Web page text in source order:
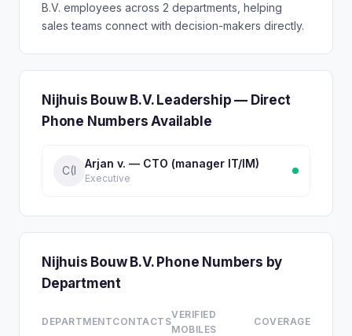
B.V. employees across 2 departments, helping
sales teams connect with decision-makers directly.
Nijhuis Bouw B.V. Leadership — Direct
Phone Numbers Available
C(I
Arjan v. — CTO (manager IT/IM)
Executive
Nijhuis Bouw B.V. Phone Numbers by
Department
DEPARTMENTCONTACTS
VERIFIED
MOBILES
COVERAGE